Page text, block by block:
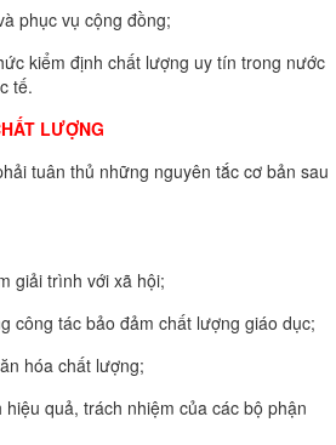
phục vụ cộng đồng;
kiểm định chất lượng uy tín trong nước
tế.
LƯỢNG
tuân thủ những nguyên tắc cơ bản sau
giải trình với xã hội;
công tác bảo đảm chất lượng giáo dục;
hóa chất lượng;
quả, trách nhiệm của các bộ phận